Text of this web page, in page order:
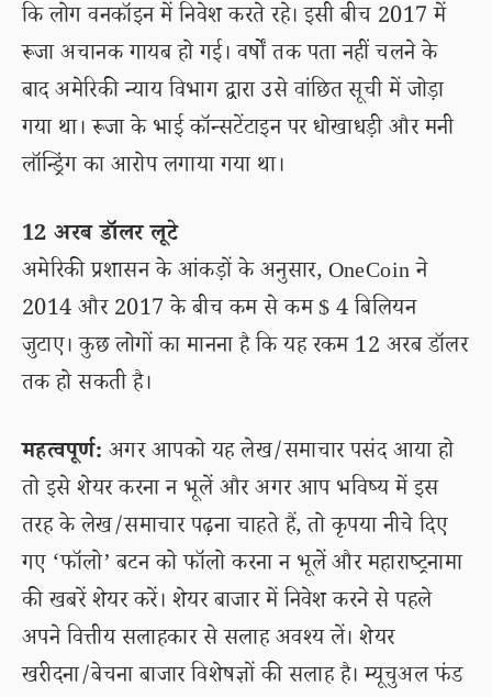
कि लोग वनकॉइन में निवेश करते रहे। इसी बीच 2017 में
रूजा अचानक गायब हो गई। वर्षों तक पता नहीं चलने के
बाद अमेरिकी न्याय विभाग द्वारा उसे वांछित सूची में जोड़ा
गया था। रूजा के भाई कॉन्सटेंटाइन पर धोखाधड़ी और मनी
लॉन्ड्रिंग का आरोप लगाया गया था।
12 अरब डॉलर लूटे
अमेरिकी प्रशासन के आंकड़ों के अनुसार, OneCoin ने
2014 और 2017 के बीच कम से कम $ 4 बिलियन
जुटाए। कुछ लोगों का मानना है कि यह रकम 12 अरब डॉलर
तक हो सकती है।
महत्वपूर्ण: अगर आपको यह लेख/समाचार पसंद आया हो
तो इसे शेयर करना न भूलें और अगर आप भविष्य में इस
तरह के लेख/समाचार पढ़ना चाहते हैं, तो कृपया नीचे दिए
गए ‘फॉलो’ बटन को फॉलो करना न भूलें और महाराष्ट्रनामा
की खबरें शेयर करें। शेयर बाजार में निवेश करने से पहले
अपने वित्तीय सलाहकार से सलाह अवश्य लें। शेयर
खरीदना/बेचना बाजार विशेषज्ञों की सलाह है। म्यूचुअल फंड